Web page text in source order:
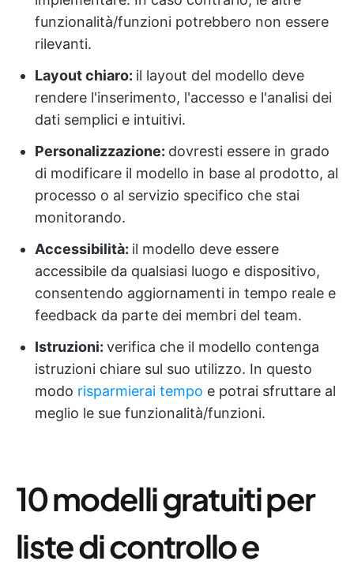
funzionalità/funzioni potrebbero non essere
rilevanti.
Layout chiaro: il layout del modello deve
rendere l'inserimento, l'accesso e l'analisi dei
dati semplici e intuitivi.
Personalizzazione: dovresti essere in grado
di modificare il modello in base al prodotto, al
processo o al servizio specifico che stai
monitorando.
Accessibilità: il modello deve essere
accessibile da qualsiasi luogo e dispositivo,
consentendo aggiornamenti in tempo reale e
feedback da parte dei membri del team.
Istruzioni: verifica che il modello contenga
istruzioni chiare sul suo utilizzo. In questo
modo risparmierai tempo e potrai sfruttare al
meglio le sue funzionalità/funzioni.
10 modelli gratuiti per
liste di controllo e